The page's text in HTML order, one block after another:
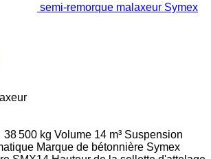
semi-remorque malaxeur Symex
38 500 kg Volume 14 m³ Suspension
Marque de bétonnière Symex